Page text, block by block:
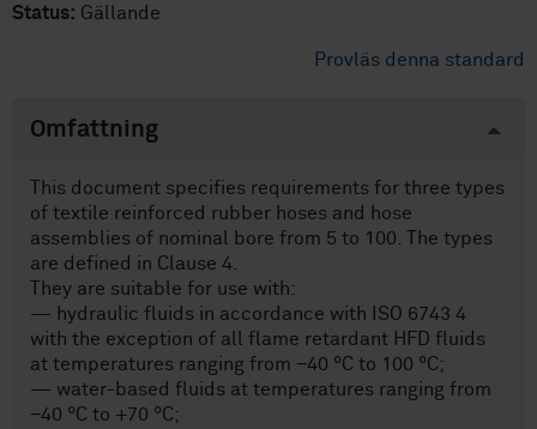
Status: Gällande
Provläs denna standard
Omfattning
This document specifies requirements for three types
of textile reinforced rubber hoses and hose
assemblies of nominal bore from 5 to 100. The types
are defined in Clause 4.
They are suitable for use with:
— hydraulic fluids in accordance with ISO 6743 4
with the exception of all flame retardant HFD fluids
at temperatures ranging from −40 °C to 100 °C;
— water-based fluids at temperatures ranging from
−40 °C to +70 °C;